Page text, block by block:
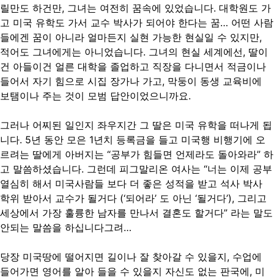
릴만도 하건만, 그녀는 여전히 꿈속에 있었습니다. 대학원도 가
고 미국 유학도 가서 교수 박사가 되어야 한다는 꿈… 어떤 사람
들에겐 꿈이 아니라 얼마든지 실현 가능한 현실일 수 있지만,
적어도 그녀에게는 아니었습니다. 그녀의 현실 세계에선, 딸이
건 아들이건 얼른 대학을 졸업하고 직장을 다니면서 적금이나
들어서 자기 힘으로 시집 장가나 가고, 막둥이 동생 교육비에
보탬이나 주는 것이 모범 답안이었으니까요.
그러나 어찌된 일인지 좌우지간 그 딸은 미국 유학을 떠나게 됩
니다. 5년 동안 모은 1년치 등록금을 들고 미국행 비행기에 오
르려는 딸에게 아버지는 “공부가 힘들면 언제라도 돌아와라” 하
고 말씀하셨습니다. 그런데 피그말리온 여사는 “너는 이제 공부
열심히 해서 미국사람들 보다 더 좋은 성적을 받고 석사 박사
학위 받아서 교수가 될거다 (‘되어라’ 도 아닌 ‘될거다’), 그리고
세상에서 가장 훌륭한 남자를 만나서 결혼도 할거다” 라는 말도
안되는 말씀을 하십니다그려…
당장 미국땅에 떨어지면 길이나 잘 찾아갈 수 있을지, 수업에
들어가면 영어를 알아 들을 수 있을지 자신도 없는 판국에, 미